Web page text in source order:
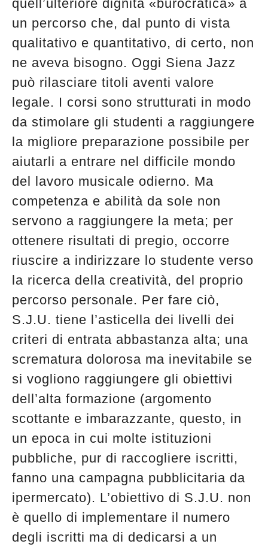
quell’ulteriore dignità «burocratica» a
un percorso che, dal punto di vista
qualitativo e quantitativo, di certo, non
ne aveva bisogno. Oggi Siena Jazz
può rilasciare titoli aventi valore
legale. I corsi sono strutturati in modo
da stimolare gli studenti a raggiungere
la migliore preparazione possibile per
aiutarli a entrare nel difficile mondo
del lavoro musicale odierno. Ma
competenza e abilità da sole non
servono a raggiungere la meta; per
ottenere risultati di pregio, occorre
riuscire a indirizzare lo studente verso
la ricerca della creatività, del proprio
percorso personale. Per fare ciò,
S.J.U. tiene l’asticella dei livelli dei
criteri di entrata abbastanza alta; una
scrematura dolorosa ma inevitabile se
si vogliono raggiungere gli obiettivi
dell’alta formazione (argomento
scottante e imbarazzante, questo, in
un epoca in cui molte istituzioni
pubbliche, pur di raccogliere iscritti,
fanno una campagna pubblicitaria da
ipermercato). L’obiettivo di S.J.U. non
è quello di implementare il numero
degli iscritti ma di dedicarsi a un